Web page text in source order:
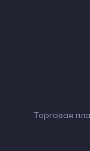
Торговая